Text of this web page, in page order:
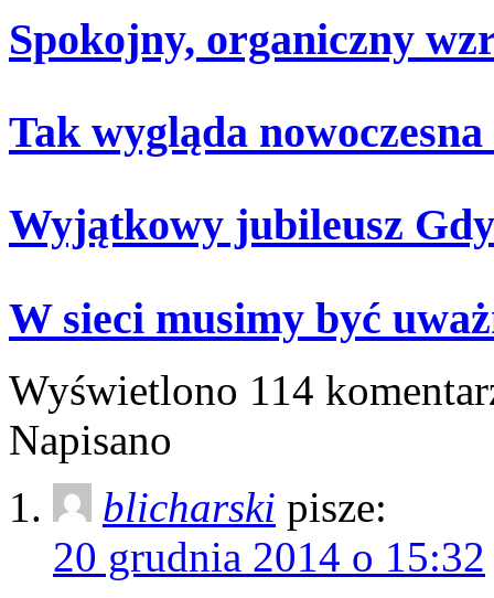
Spokojny, organiczny
Tak wygląda
Wyjątkowy jubileusz
W sieci musimy być
Wyświetlono 114
Napisano
blicharski pisze:
20 grudnia 2014 o 15:32